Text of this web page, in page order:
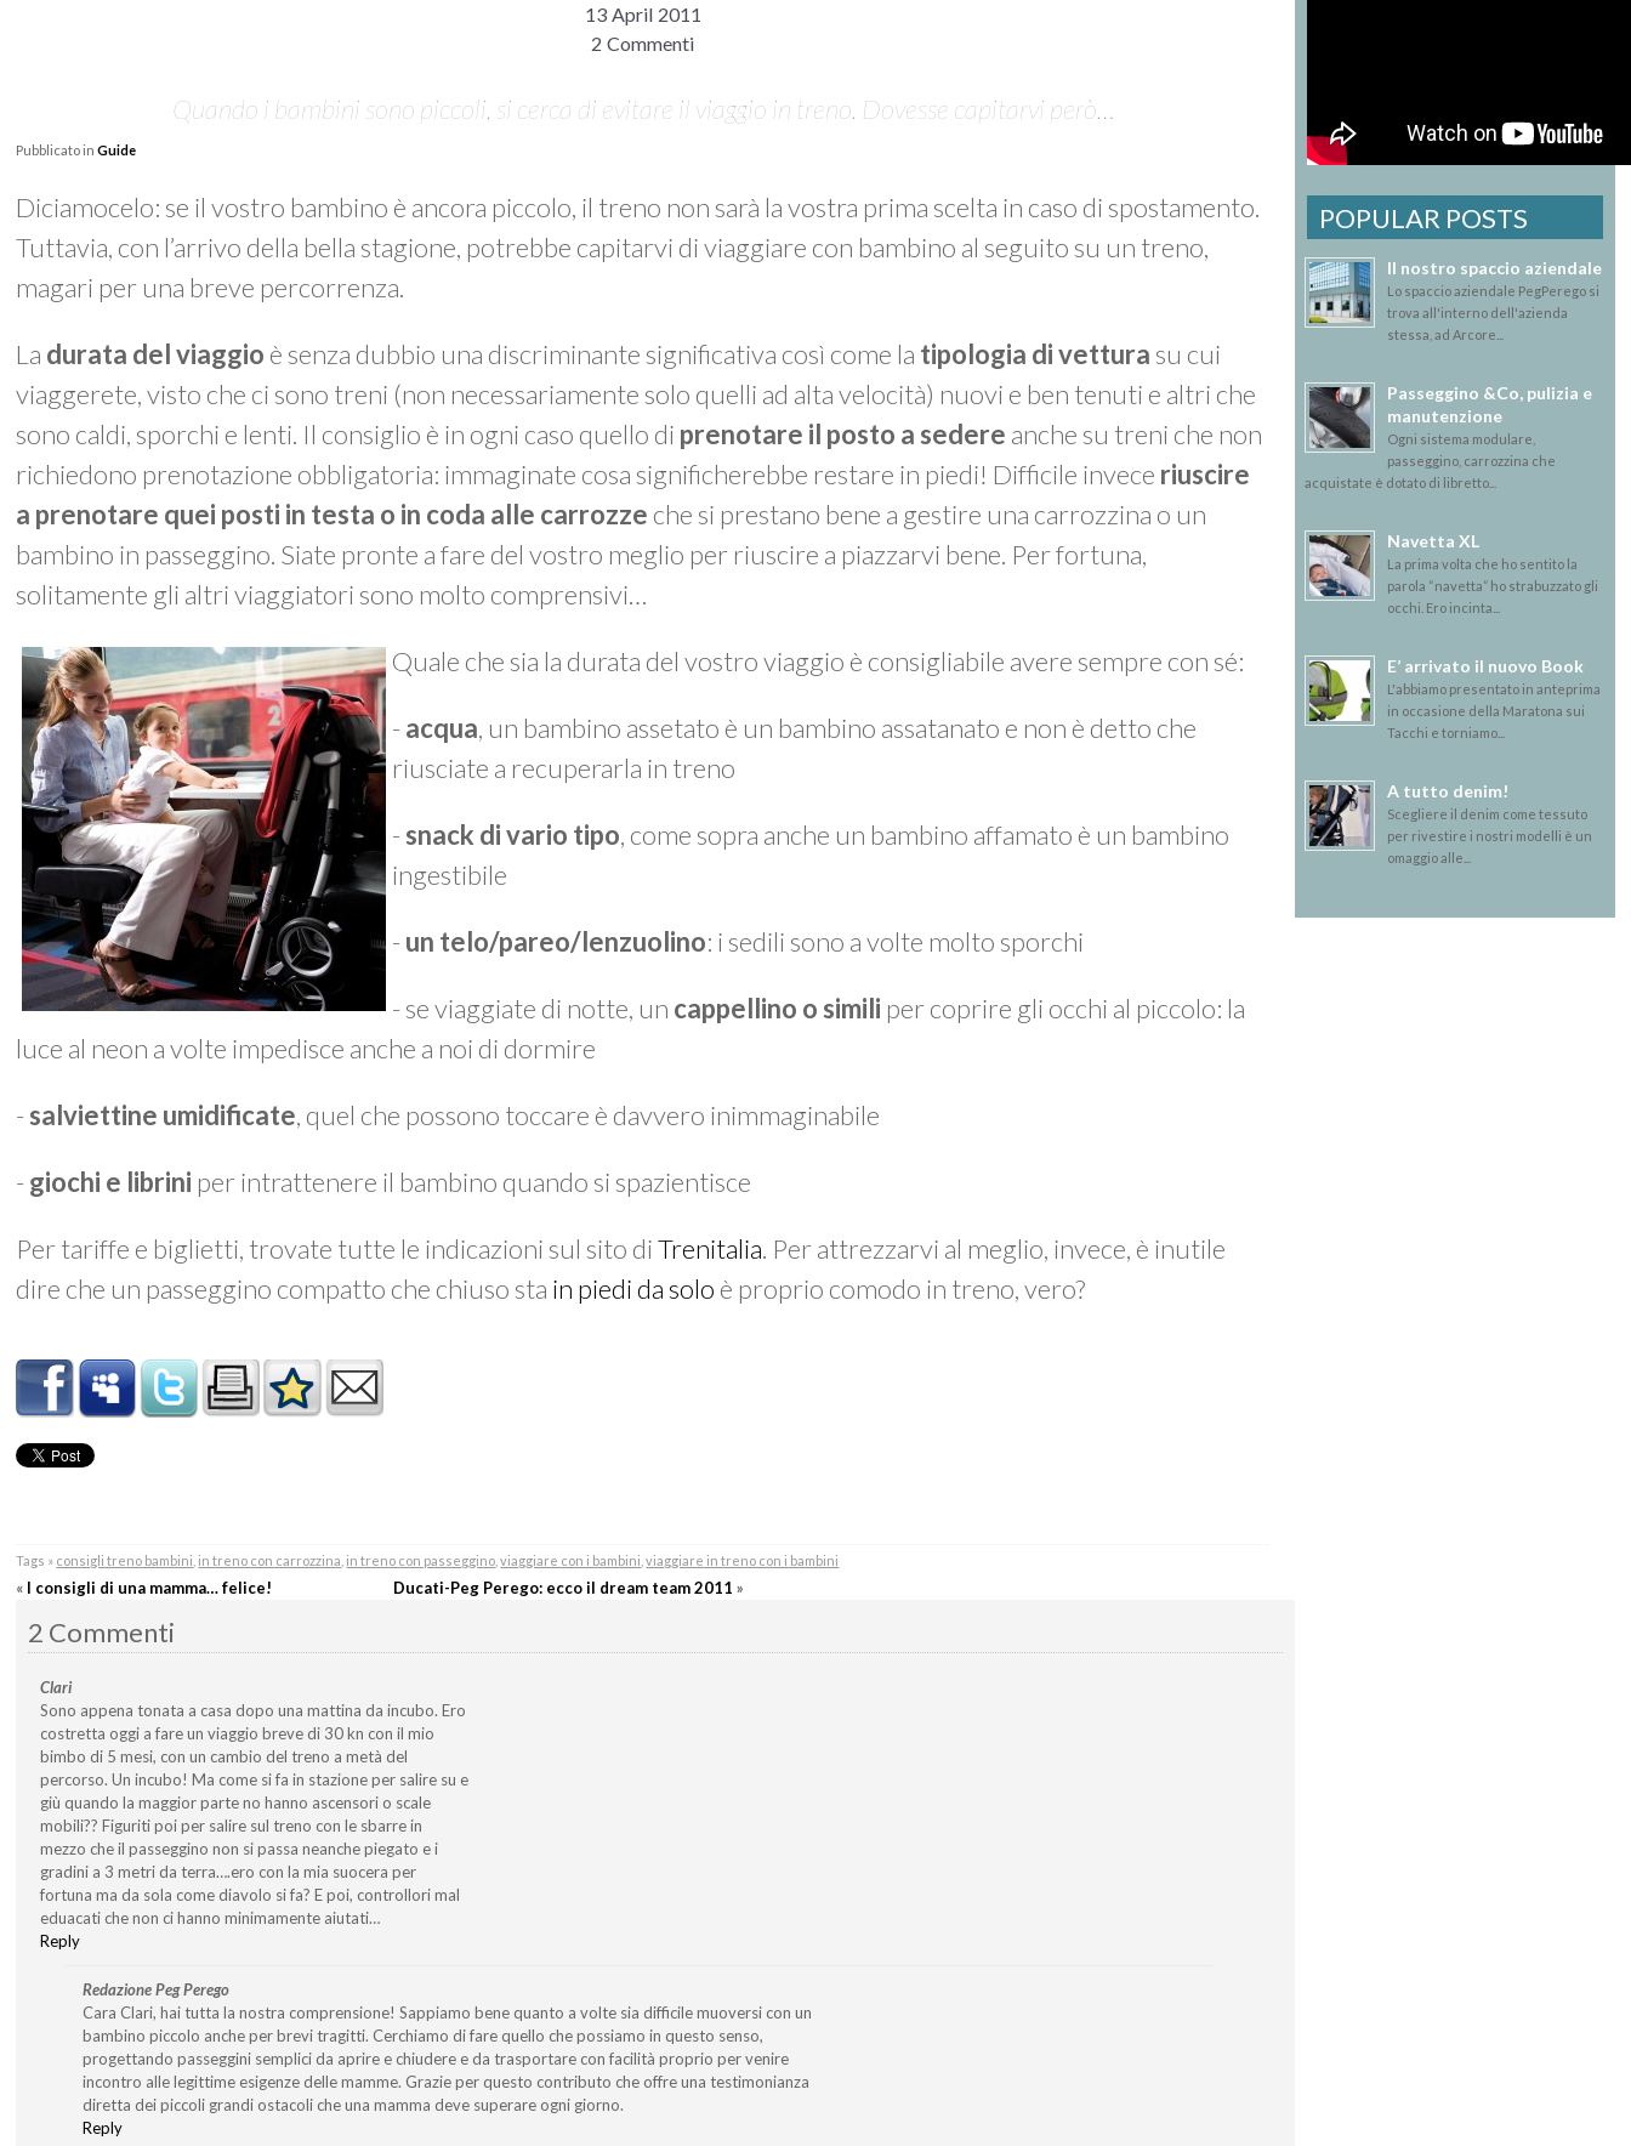
13 April 2011
2 Commenti
Quando i bambini sono piccoli, si cerca di evitare il viaggio in treno. Dovesse capitarvi però…
Pubblicato inGuide
Diciamocelo: se il vostro bambino è ancora piccolo, il treno non sarà la vostra prima scelta in caso di spostamento.
Tuttavia, con l’arrivo della bella stagione, potrebbe capitarvi di viaggiare con bambino al seguito su un treno,
magari per una breve percorrenza.
La durata del viaggio è senza dubbio una discriminante significativa così come la tipologia di vettura su cui
viaggerete, visto che ci sono treni (non necessariamente solo quelli ad alta velocità) nuovi e ben tenuti e altri che
sono caldi, sporchi e lenti. Il consiglio è in ogni caso quello di prenotare il posto a sedere anche su treni che non
richiedono prenotazione obbligatoria: immaginate cosa significherebbe restare in piedi! Difficile invece riuscire
a prenotare quei posti in testa o in coda alle carrozze che si prestano bene a gestire una carrozzina o un
bambino in passeggino. Siate pronte a fare del vostro meglio per riuscire a piazzarvi bene. Per fortuna,
solitamente gli altri viaggiatori sono molto comprensivi…
Quale che sia la durata del vostro viaggio è consigliabile avere sempre con sé:
-acqua, un bambino assetato è un bambino assatanato e non è detto che
riusciate a recuperarla in treno
-snack di vario tipo, come sopra anche un bambino affamato è un bambino
ingestibile
-un telo/pareo/lenzuolino: i sedili sono a volte molto sporchi
- se viaggiate di notte, un cappellino o simili per coprire gli occhi al piccolo: la
luce al neon a volte impedisce anche a noi di dormire
-salviettine umidificate, quel che possono toccare è davvero inimmaginabile
-giochi e librini per intrattenere il bambino quando si spazientisce
Per tariffe e biglietti, trovate tutte le indicazioni sul sito diTrenitalia. Per attrezzarvi al meglio, invece, è inutile
dire che un passeggino compatto che chiuso sta in piedi da solo è proprio comodo in treno, vero?
Tags » consigli treno bambini in treno con carrozzina in treno con passeggino ,viaggiare con i bambini ,viaggiare in treno con i bambini
« I consigli di una mamma… felice! Ducati-Peg Perego: ecco il dream team 2011 »
2 Commenti
Clari
Sono appena tonata a casa dopo una mattina da incubo. Ero
costretta oggi a fare un viaggio breve di 30 kn con il mio
bimbo di 5 mesi, con un cambio del treno a metà del
percorso. Un incubo! Ma come si fa in stazione per salire su e
giù quando la maggior parte no hanno ascensori o scale
mobili?? Figuriti poi per salire sul treno con le sbarre in
mezzo che il passeggino non si passa neanche piegato e i
gradini a 3 metri da terra….ero con la mia suocera per
fortuna ma da sola come diavolo si fa? E poi, controllori mal
eduacati che non ci hanno minimamente aiutati…
Reply
Redazione Peg Perego
Cara Clari, hai tutta la nostra comprensione! Sappiamo bene quanto a volte sia difficile muoversi con un
bambino piccolo anche per brevi tragitti. Cerchiamo di fare quello che possiamo in questo senso,
progettando passeggini semplici da aprire e chiudere e da trasportare con facilità proprio per venire
incontro alle legittime esigenze delle mamme. Grazie per questo contributo che offre una testimonianza
diretta dei piccoli grandi ostacoli che una mamma deve superare ogni giorno.
Reply
POPULAR POSTS
Il nostro spaccio aziendale
Lo spaccio aziendale PegPerego si
trova all'interno dell'azienda
stessa, ad Arcore...
Passeggino &Co, pulizia e
manutenzione
Ogni sistema modulare,
passeggino, carrozzina che
acquistate è dotato di libretto...
Navetta XL
La prima volta che ho sentito la
parola “navetta” ho strabuzzato gli
occhi. Ero incinta...
E’ arrivato il nuovo Book
L'abbiamo presentato in anteprima
in occasione della Maratona sui
Tacchi e torniamo...
A tutto denim!
Scegliere il denim come tessuto
per rivestire i nostri modelli è un
omaggio alle...